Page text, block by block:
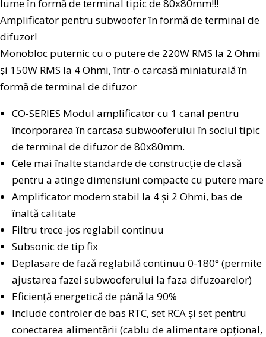
lume în formă de terminal tipic de 80x80mm!!!
Amplificator pentru subwoofer în formă de terminal de
difuzor!
Monobloc puternic cu o putere de 220W RMS la 2 Ohmi
și 150W RMS la 4 Ohmi, într-o carcasă miniaturală în
formă de terminal de difuzor
CO-SERIES Modul amplificator cu 1 canal pentru
încorporarea în carcasa subwooferului în soclul tipic
de terminal de difuzor de 80x80mm.
Cele mai înalte standarde de construcție de clasă
pentru a atinge dimensiuni compacte cu putere mare
Amplificator modern stabil la 4 și 2 Ohmi, bas de
înaltă calitate
Filtru trece-jos reglabil continuu
Subsonic de tip fix
Deplasare de fază reglabilă continuu 0-180° (permite
ajustarea fazei subwooferului la faza difuzoarelor)
Eficiență energetică de până la 90%
Include controler de bas RTC, set RCA și set pentru
conectarea alimentării (cablu de alimentare opțional,